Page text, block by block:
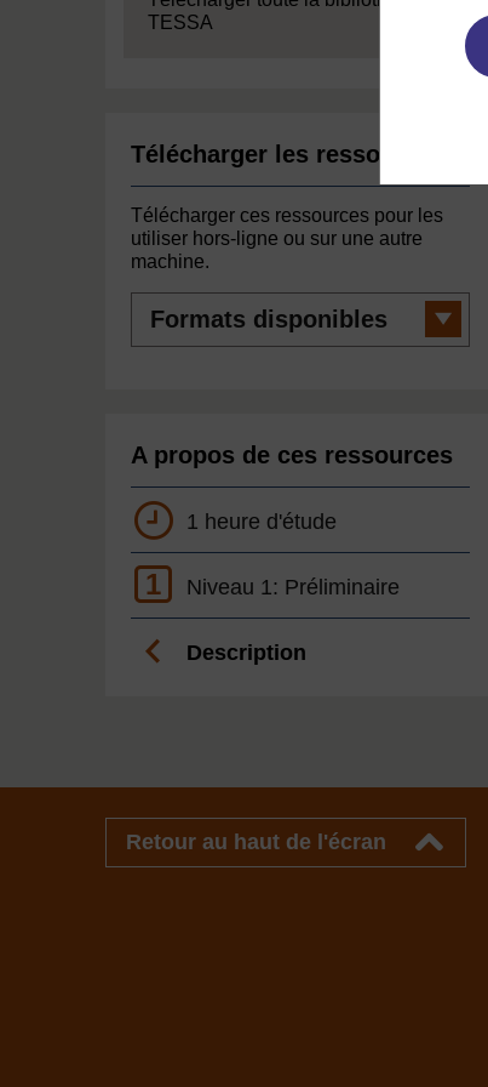
TESSA
Télécharger les ressources
Télécharger ces ressources pour les
utiliser hors-ligne ou sur une autre
machine.
disponibles
A propos de ces ressources
1 heure d'étude
1 Niveau 1: Préliminaire
Description
Retour au haut de l'écran